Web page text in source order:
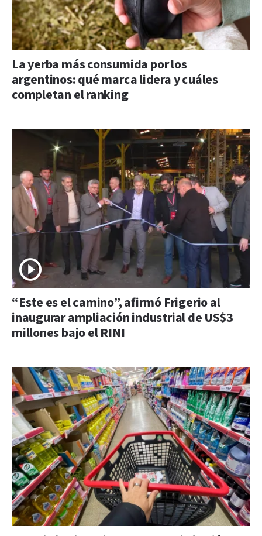
La yerba más consumida por los
argentinos: qué marca lidera y cuáles
completan el ranking
“Este es el camino”, afirmó Frigerio al
inaugurar ampliación industrial de US$3
millones bajo el RINI